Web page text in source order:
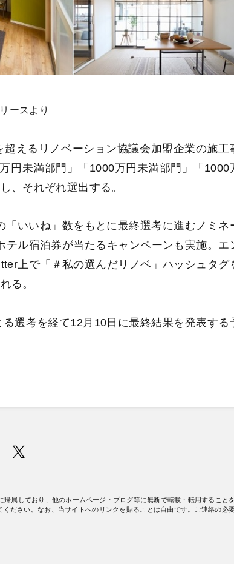
ースより
えるリノベーション協議会加盟企業の施工
円未満部門」「1000万円未満部門」「1000
、それぞれ選出する。
いいね」数をもとに最終選考に進むノミネ
テル宿泊券が当たるキャンペーンも実施。エ
上で「＃私の選んだリノベ」ハッシュタグ
る。
選考を経て12月10日に最終結果を発表する
属しており、他のホームページ・ブログ等に無断で転載・転用すること
ださい。なお、当サイトへのリンクを貼ることは自由です。ご連絡の必